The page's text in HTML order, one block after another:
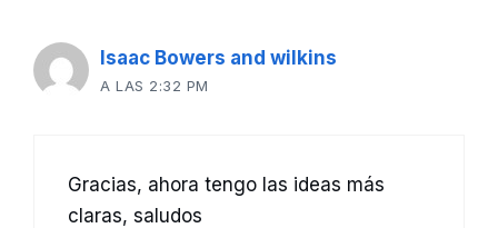
Isaac Bowers and wilkins
A LAS 2:32 PM
Gracias, ahora tengo las ideas más
claras, saludos